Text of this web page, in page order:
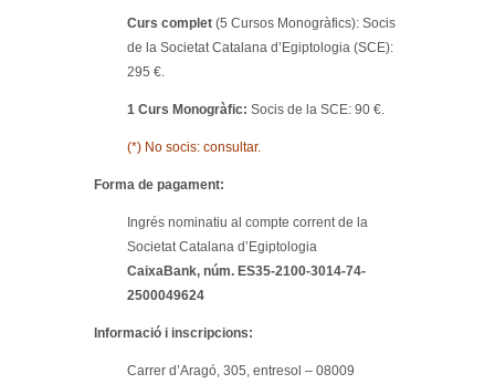
Curs complet (5 Cursos Monogràfics): Socis
de la Societat Catalana d’Egiptologia (SCE):
295 €.
1 Curs Monogràfic: Socis de la SCE: 90 €.
(*) No socis: consultar.
Forma de pagament:
Ingrés nominatiu al compte corrent de la
Societat Catalana d’Egiptologia
CaixaBank, núm. ES35-2100-3014-74-
2500049624
Informació i inscripcions:
Carrer d’Aragó, 305, entresol – 08009